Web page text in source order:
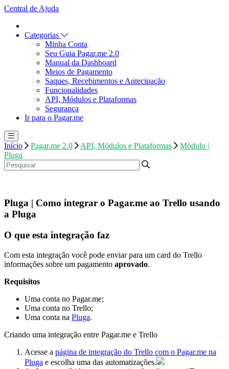
Central de Ajuda
Categorias
Minha Conta
Seu Guia Pagar.me 2.0
Manual da Dashboard
Meios de Pagamento
Saques, Recebimentos e Antecipação
Funcionalidades
API, Módulos e Plataformas
Segurança
Ir para o Pagar.me
Início Pagar.me 2.0 API, Módulos e Plataformas
Módulo |
Pluga
Pluga | Como integrar o Pagar.me ao Trello usando
a Pluga
O que esta integração faz
Com esta integração você pode enviar para um card do Trello
informações sobre um pagamento aprovado.
Requisitos
Uma conta no Pagar.me;
Uma conta no Trello;
Uma conta na Pluga.
Criando uma integração entre Pagar.me e Trello
Acesse a página de integração do Trello com o Pagar.me na
Pluga e escolha uma das automatizações.